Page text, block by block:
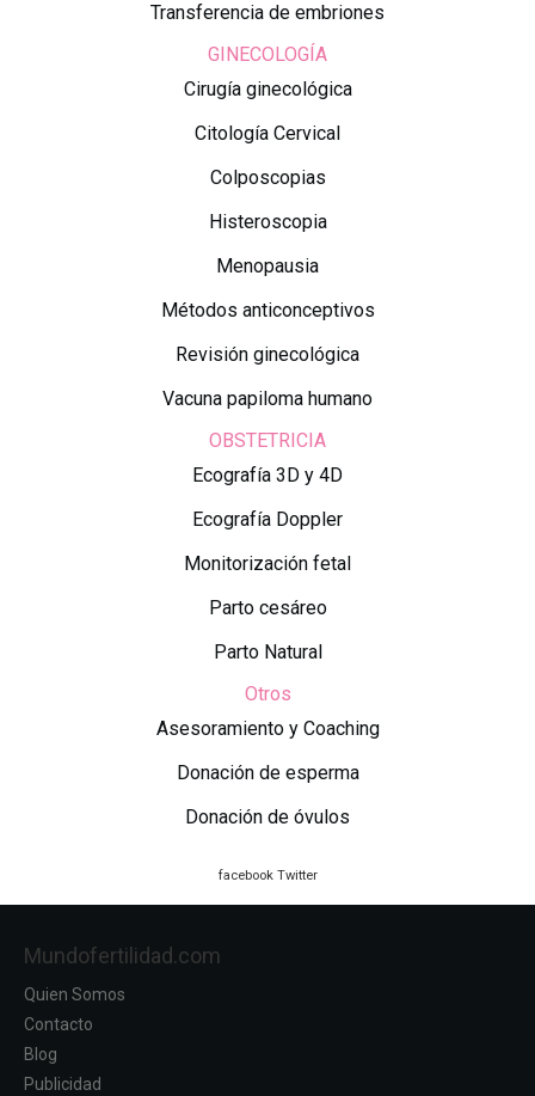
Transferencia de embriones
GINECOLOGÍA
Cirugía ginecológica
Citología Cervical
Colposcopias
Histeroscopia
Menopausia
Métodos anticonceptivos
Revisión ginecológica
Vacuna papiloma humano
OBSTETRICIA
Ecografía 3D y 4D
Ecografía Doppler
Monitorización fetal
Parto cesáreo
Parto Natural
Otros
Asesoramiento y Coaching
Donación de esperma
Donación de óvulos
facebook Twitter
Mundofertilidad.com
Quien Somos
Contacto
Blog
Publicidad